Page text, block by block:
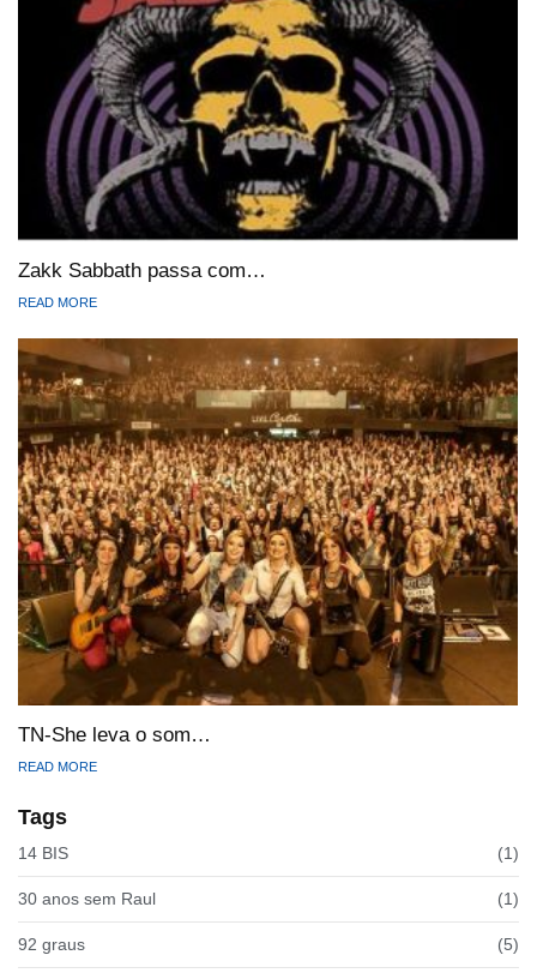
Zakk Sabbath passa com…
READ MORE
TN-She leva o som…
READ MORE
Tags
14 BIS (1)
30 anos sem Raul (1)
92 graus (5)